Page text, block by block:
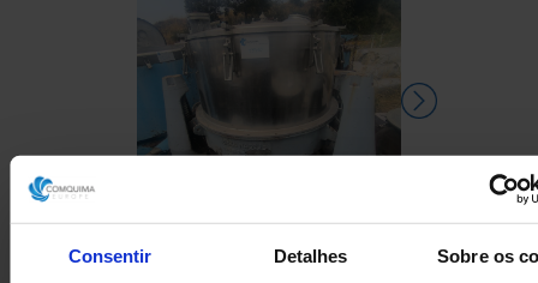
Consentir Detalhes Sobre os